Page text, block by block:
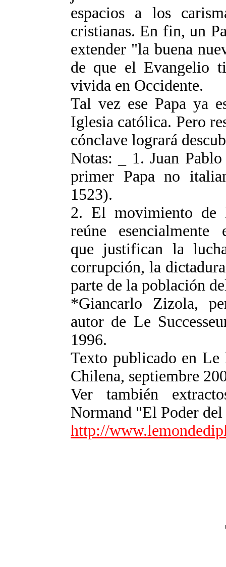
espacios a los
cristianas. En fin, un
extender "la buena
de que el Evangelio
vivida en Occidente.
Tal vez ese Papa ya
Iglesia católica. Pero
cónclave logrará
Notas: _ 1. Juan
primer Papa no
1523).
2. El movimiento de
reúne esencialmente
que justifican la
corrupción, la
parte de la población
*Giancarlo Zizola,
autor de Le
1996.
Texto publicado en
Chilena, septiembre
Ver también
Normand "El Poder
http://